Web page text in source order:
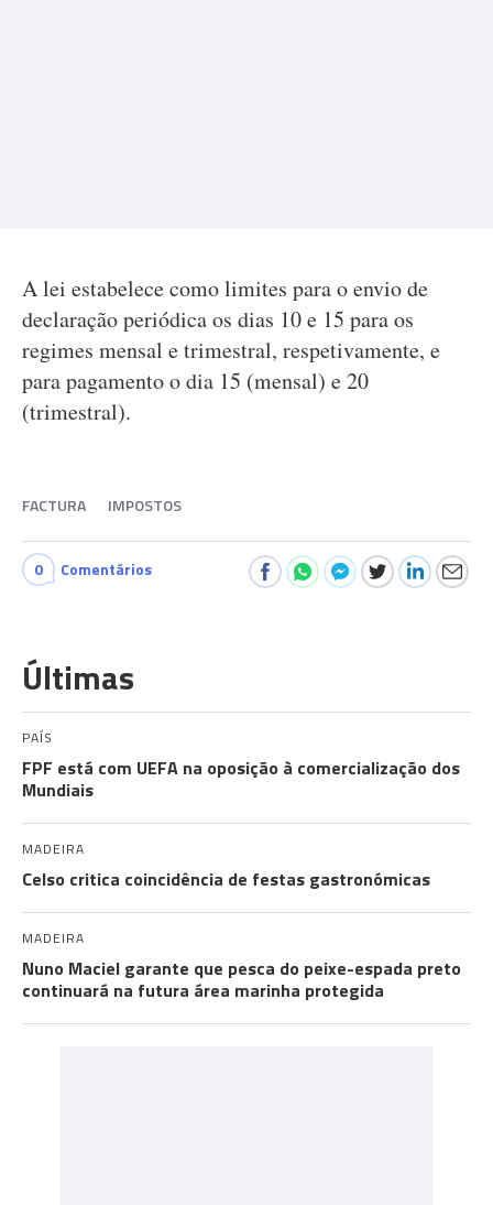
A lei estabelece como limites para o envio de
declaração periódica os dias 10 e 15 para os
regimes mensal e trimestral, respetivamente, e
para pagamento o dia 15 (mensal) e 20
(trimestral).
FACTURA IMPOSTOS
0 Comentários
Últimas
PAÍS
FPF está com UEFA na oposição à comercialização dos
Mundiais
MADEIRA
Celso critica coincidência de festas gastronómicas
MADEIRA
Nuno Maciel garante que pesca do peixe-espada preto
continuará na futura área marinha protegida